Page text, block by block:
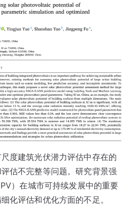
度建筑光伏潜力评估中存在的
估不完整等问题。研究背景强
）在城市可持续发展中的重要
化评估和优化方面的不足。